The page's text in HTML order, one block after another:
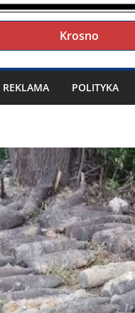
Krosno
REKLAMA POLITYKA